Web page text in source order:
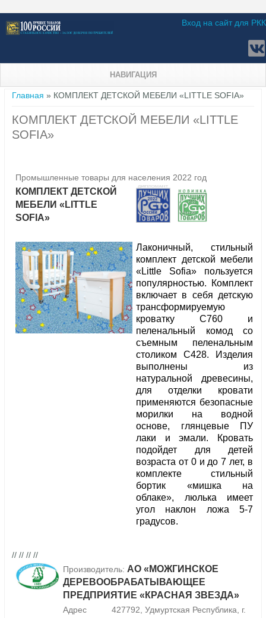
Вход на сайт для РКК
НАВИГАЦИЯ
Вы здесь
Главная » КОМПЛЕКТ ДЕТСКОЙ МЕБЕЛИ «LITTLE SOFIA»
КОМПЛЕКТ ДЕТСКОЙ МЕБЕЛИ «LITTLE
SOFIA»
Промышленные товары для населения 2022 год
КОМПЛЕКТ ДЕТСКОЙ
МЕБЕЛИ «LITTLE
SOFIA»
Лаконичный, стильный
комплект детской мебели
«Little Sofia» пользуется
популярностью. Комплект
включает в себя детскую
трансформируемую
кроватку С760 и
пеленальный комод со
съемным пеленальным
столиком С428. Изделия
выполнены из
натуральной древесины,
для отделки кровати
применяются безопасные
морилки на водной
основе, глянцевые ПУ
лаки и эмали. Кровать
подойдет для детей
возраста от 0 и до 7 лет, в
комплекте стильный
бортик «мишка на
облаке», люлька имеет
угол наклон ложа 5-7
градусов.
// // // //
Производитель: АО «МОЖГИНСКОЕ
ДЕРЕВООБРАБАТЫВАЮЩЕЕ
ПРЕДПРИЯТИЕ «КРАСНАЯ ЗВЕЗДА»
Адрес
427792, Удмуртская Республика, г.